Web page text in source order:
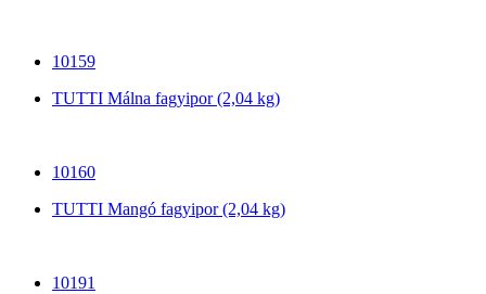
10159
TUTTI Málna fagyipor (2,04 kg)
10160
TUTTI Mangó fagyipor (2,04 kg)
10191